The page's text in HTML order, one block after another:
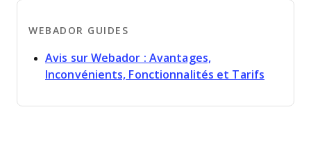
WEBADOR GUIDES
Avis sur Webador : Avantages,
Inconvénients, Fonctionnalités et Tarifs